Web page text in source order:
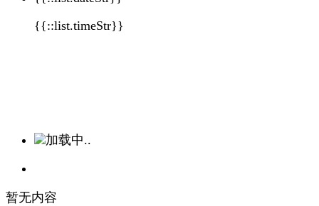
{{::list.timeStr}}
加载中..
暂无内容